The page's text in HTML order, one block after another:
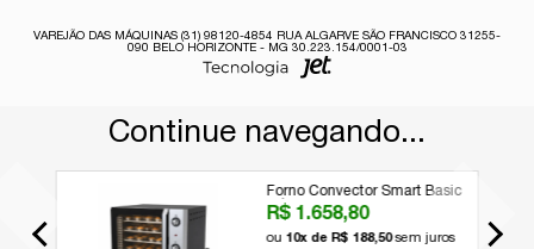
VAREJÃO DAS MÁQUINAS (31) 98120-4854 RUA ALGARVE SÃO FRANCISCO 31255-
090 BELO HORIZONTE - MG 30.223.154/0001-03